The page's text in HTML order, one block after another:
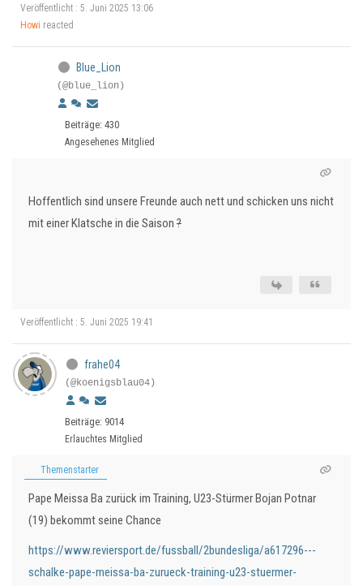
Veröffentlicht : 5. Juni 2025 13:06
Howi reacted
Blue_Lion
(@blue_lion)
Beiträge: 430
Angesehenes Mitglied
Hoffentlich sind unsere Freunde auch nett und schicken uns nicht
mit einer Klatsche in die Saison ?
Veröffentlicht : 5. Juni 2025 19:41
frahe04
(@koenigsblau04)
Beiträge: 9014
Erlauchtes Mitglied
Themenstarter
Pape Meissa Ba zurück im Training, U23-Stürmer Bojan Potnar
(19) bekommt seine Chance
https://www.reviersport.de/fussball/2bundesliga/a617296---
schalke-pape-meissa-ba-zurueck-training-u23-stuermer-